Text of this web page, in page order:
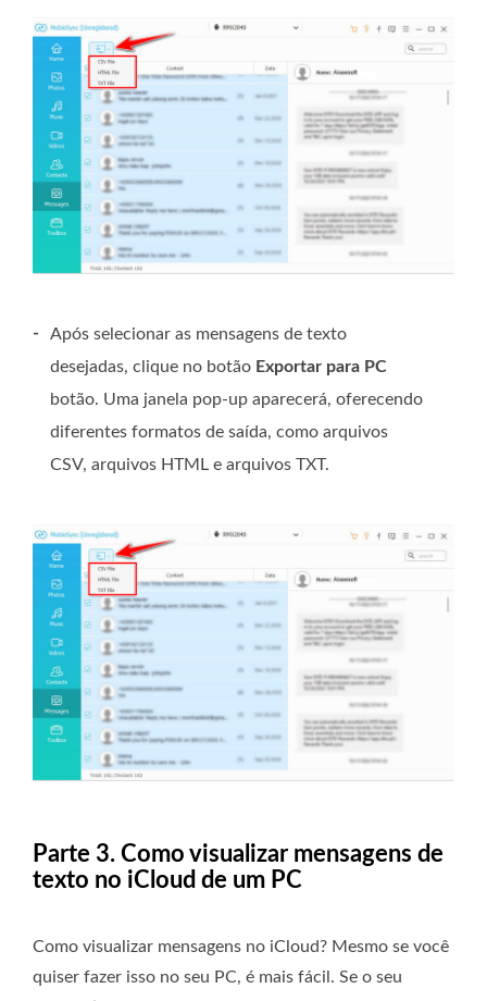
-
Após selecionar as mensagens de texto
desejadas, clique no botão Exportar para PC
botão. Uma janela pop-up aparecerá, oferecendo
diferentes formatos de saída, como arquivos
CSV, arquivos HTML e arquivos TXT.
Parte 3. Como visualizar mensagens de
texto no iCloud de um PC
Como visualizar mensagens no iCloud? Mesmo se você
quiser fazer isso no seu PC, é mais fácil. Se o seu